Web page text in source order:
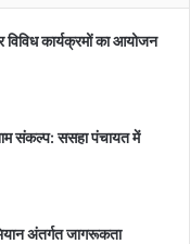
विविध कार्यक्रमों का आयोजन
संकल्प: ससहा पंचायत में
अंतर्गत जागरूकता